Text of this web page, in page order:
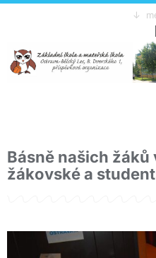
↓
Básně našich
žákovské a